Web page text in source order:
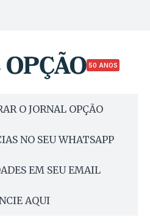
50 ANOS
O JORNAL OPÇÃO
NO SEU WHATSAPP
EM SEU EMAIL
AQUI